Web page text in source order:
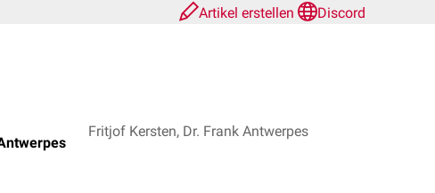
Artikel erstellen
Discord
Fritjof Kersten, Dr. Frank Antwerpes